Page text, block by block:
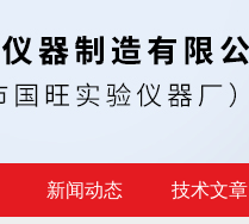
新闻动态 技术文章